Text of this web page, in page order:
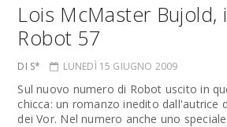
Lois McMaster Bujold,
Robot 57
DI S* LUNEDÌ 15 GIUGNO 2009
Sul nuovo numero di Robot uscito in
chicca: un romanzo inedito dall'autrice
dei Vor. Nel numero anche uno